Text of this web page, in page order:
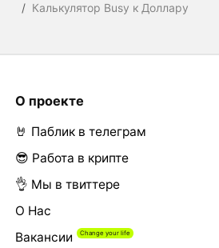
/ Калькулятор Busy к Доллару
О проекте
🤘 Паблик в телеграм
😎 Работа в крипте
👌 Мы в твиттере
О Нас
Вакансии